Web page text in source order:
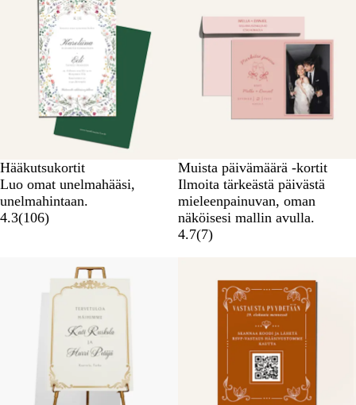
Hääkutsukortit
Luo omat unelmahääsi,
unelmahintaan.
4.3(106)
Muista päivämäärä -kortit
Ilmoita tärkeästä päivästä
mieleenpainuvan, oman
näköisesi mallin avulla.
4.7(7)
Uudet vaihtoehdot